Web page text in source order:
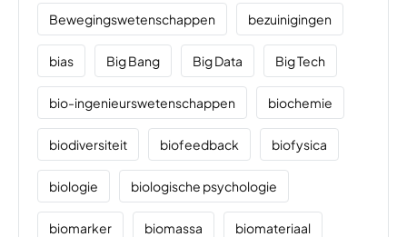
Bewegingswetenschappen bezuinigingen
bias Big Bang Big Data Big Tech
bio-ingenieurswetenschappen biochemie
biodiversiteit biofeedback biofysica
biologie biologische psychologie
biomarker biomassa biomateriaal